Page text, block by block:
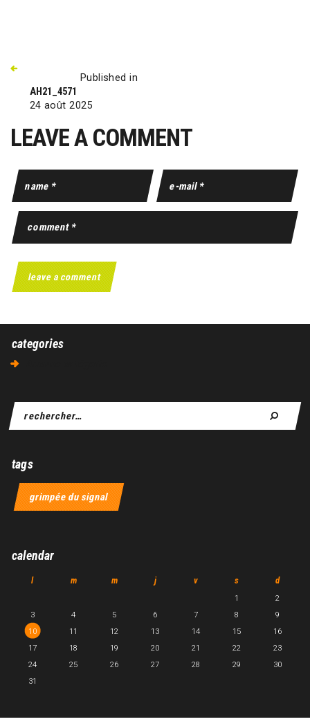
Published in
AH21_4571
24 août 2025
LEAVE A COMMENT
categories
tags
grimpée du signal
calendar
l m m j v s d
1
2
3
4 5 6 7 8
9
10
11 12 13 14 15
16
17
18 19 20 21 22
23
24
25 26 27 28 29
30
31